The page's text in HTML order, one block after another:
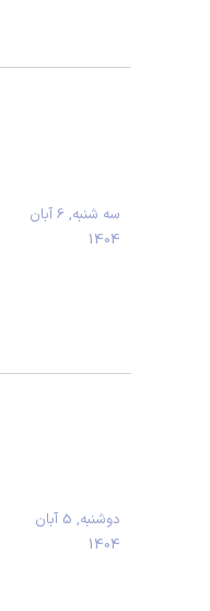
سه شنبه, 6 آبان
1404
دوشنبه, 5 آبان
1404